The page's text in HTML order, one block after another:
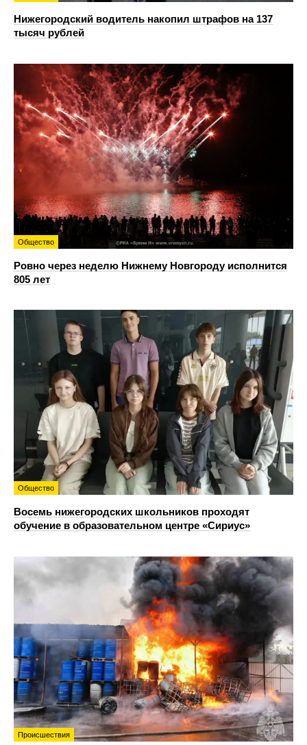
Нижегородский водитель накопил штрафов на 137
тысяч рублей
Общество
Ровно через неделю Нижнему Новгороду исполнится
805 лет
Общество
Восемь нижегородских школьников проходят
обучение в образовательном центре «Сириус»
Происшествия